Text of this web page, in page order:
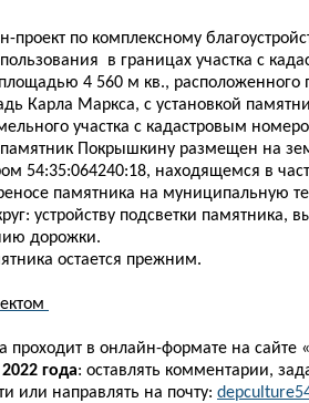
проект по комплексному
в границах участка с
4 560 м кв., расположенного
Карла Маркса, с установкой
участка с кадастровым
Покрышкину размещен на
54:35:064240:18, находящемся в
памятника на муниципальную
устройству подсветки памятника,
дорожки.
остается прежним.
проходит в онлайн-формате на сайте «
года: оставлять комментарии,
или направлять на почту: